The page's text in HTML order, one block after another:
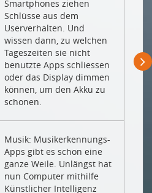
Smartphones ziehen
Schlüsse aus dem
Userverhalten. Und
wissen dann, zu welchen
Tageszeiten sie nicht
benutzte Apps schliessen
oder das Display dimmen
können, um den Akku zu
schonen.
Musik: Musikerkennungs-
Apps gibt es schon eine
ganze Weile. Unlängst hat
nun Computer mithilfe
Künstlicher Intelligenz